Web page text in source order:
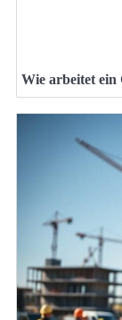
Wie arbeitet ein